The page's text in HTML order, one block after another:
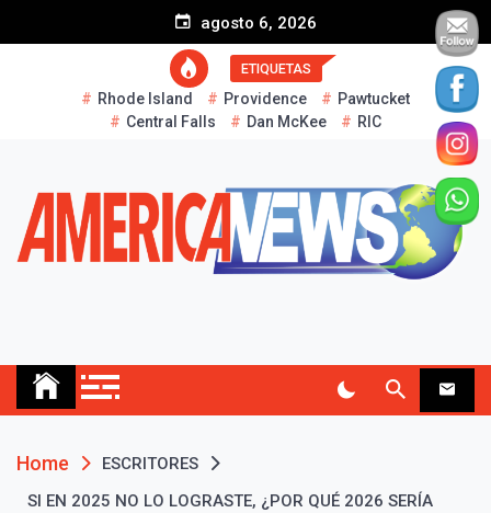
agosto 6, 2026
ETIQUETAS
Rhode Island Providence
Pawtucket
Central Falls
Dan McKee RIC
Home
ESCRITORES
SI EN 2025 NO LO LOGRASTE, ¿POR QUÉ 2026 SERÍA